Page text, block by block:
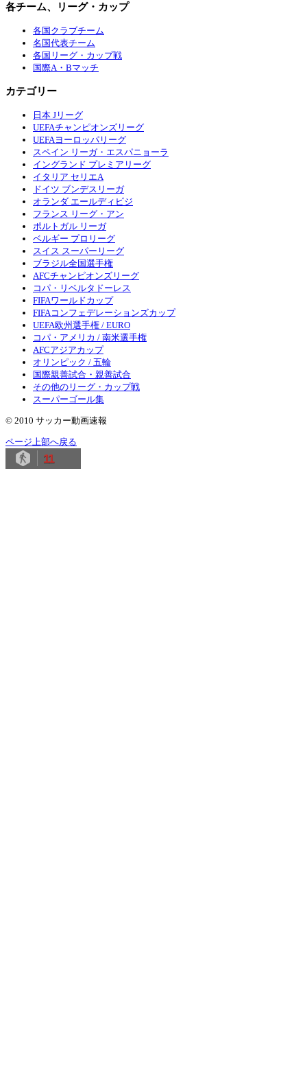
各チーム、リーグ・カップ
各国クラブチーム
名国代表チーム
各国リーグ・カップ戦
国際A・Bマッチ
カテゴリー
日本 Jリーグ
UEFAチャンピオンズリーグ
UEFAヨーロッパリーグ
スペイン リーガ・エスパニョーラ
イングランド プレミアリーグ
イタリア セリエA
ドイツ ブンデスリーガ
オランダ エールディビジ
フランス リーグ・アン
ポルトガル リーガ
ベルギー プロリーグ
スイス スーパーリーグ
ブラジル全国選手権
AFCチャンピオンズリーグ
コパ・リベルタドーレス
FIFAワールドカップ
FIFAコンフェデレーションズカップ
UEFA欧州選手権 / EURO
コパ・アメリカ / 南米選手権
AFCアジアカップ
オリンピック / 五輪
国際親善試合・親善試合
その他のリーグ・カップ戦
スーパーゴール集
© 2010 サッカー動画速報
ページ上部へ戻る
11